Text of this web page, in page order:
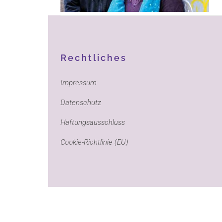
Rechtliches
Impressum
Datenschutz
Haftungsausschluss
Cookie-Richtlinie (EU)